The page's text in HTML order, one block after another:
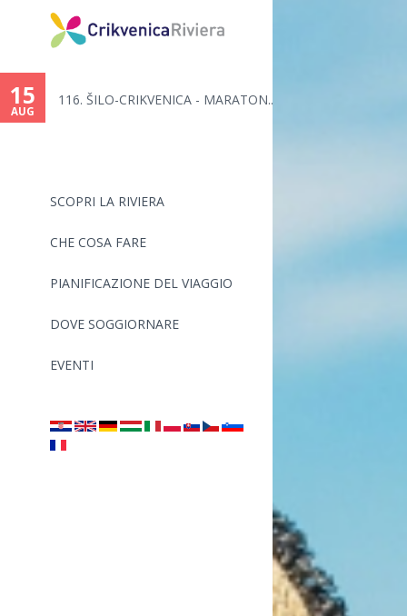
SCOPRI LA RIVIERA
CHE COSA FARE
PIANIFICAZIONE DEL VIAGGIO
DOVE SOGGIORNARE
EVENTI
15
AUG
116. ŠILO-CRIKVENICA - MARATON...
are
here